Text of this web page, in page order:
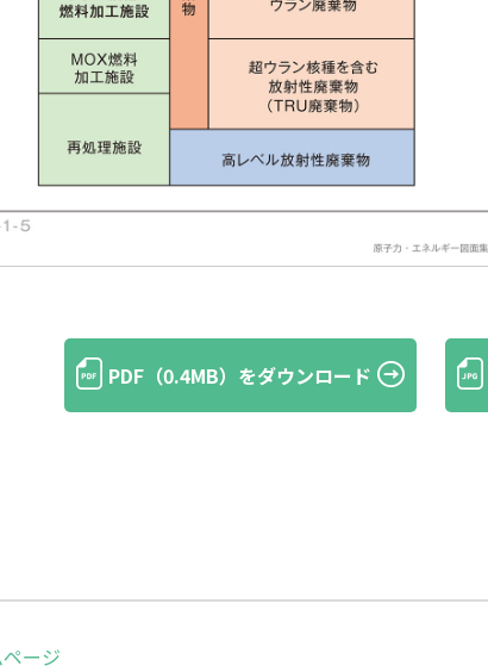
PDF（0.4MB）をダウンロード
ージ